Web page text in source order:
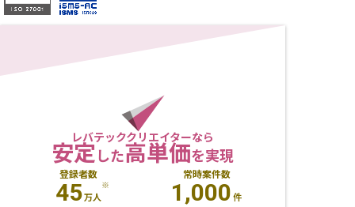
レバテッククリエイターなら
安定した高単価を実現
登録者数
45万人
※
常時案件数
1,000 件